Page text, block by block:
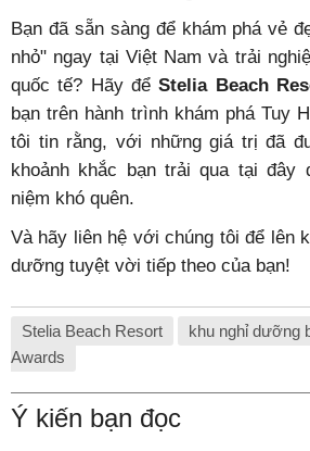
Bạn đã sẵn sàng để khám phá vẻ
nhỏ" ngay tại Việt Nam và trải
quốc tế? Hãy đểStelia Beach
bạn trên hành trình khám phá Tuy
tôi tin rằng, với những giá trị đã
khoảnh khắc bạn trải qua tại đây
niệm khó quên.
Và hãy liên hệ với chúng tôi để lên
dưỡng tuyệt vời tiếp theo của bạn!
Stelia Beach Resort khu nghỉ dưỡng
Awards
Ý kiến bạn đọc